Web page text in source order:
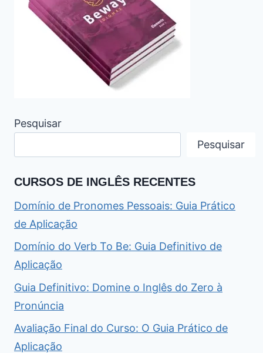
Pesquisar
Pesquisar
CURSOS DE INGLÊS RECENTES
Domínio de Pronomes Pessoais: Guia Prático
de Aplicação
Domínio do Verb To Be: Guia Definitivo de
Aplicação
Guia Definitivo: Domine o Inglês do Zero à
Pronúncia
Avaliação Final do Curso: O Guia Prático de
Aplicação